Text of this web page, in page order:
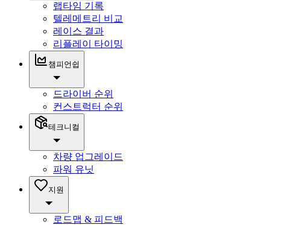
랩타임 기록
텔레메트리 비교
레이스 결과
리플레이 타이밍
챔피언쉽
드라이버 순위
컨스트럭터 순위
테크니컬
차량 업그레이드
파워 유닛
지원
로드맵 & 피드백